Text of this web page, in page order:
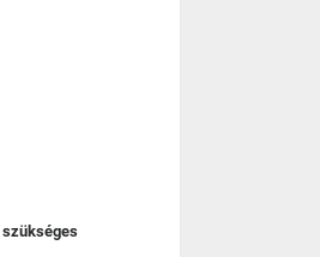
szükséges